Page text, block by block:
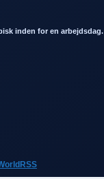
inden for en arbejdsdag.